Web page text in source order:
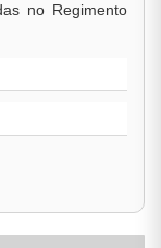
no Regimento